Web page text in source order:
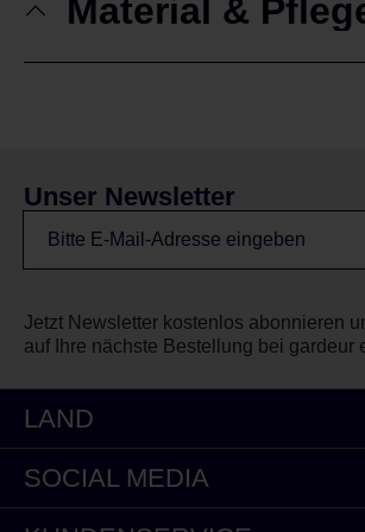
Material &
Unser Newsletter
Jetzt Newsletter kostenlos abonnieren
auf Ihre nächste Bestellung bei gardeur
LAND
SOCIAL MEDIA